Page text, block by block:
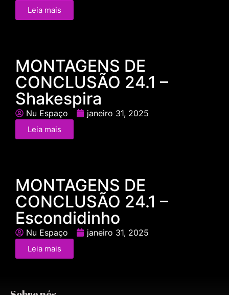
Leia mais
MONTAGENS DE
CONCLUSÃO 24.1 –
Shakespira
Nu Espaço janeiro 31, 2025
Leia mais
MONTAGENS DE
CONCLUSÃO 24.1 –
Escondidinho
Nu Espaço janeiro 31, 2025
Leia mais